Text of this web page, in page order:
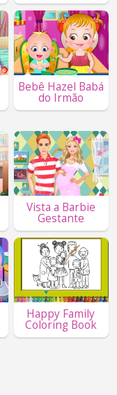
Bebê Hazel Babá
do Irmão
Vista a Barbie
Gestante
Happy Family
Coloring Book